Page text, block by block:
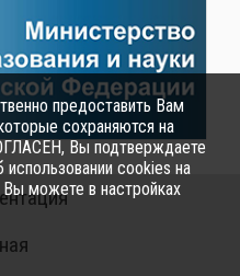
предоставить Вам
сохраняются на
Вы подтверждаете
cookies на
можете в настройках